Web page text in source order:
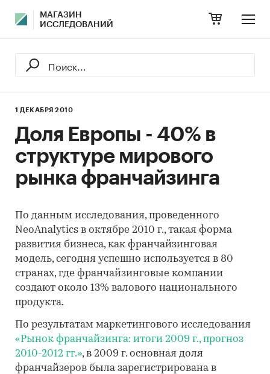
МАГАЗИН
ИССЛЕДОВАНИЙ
1 ДЕКАБРЯ 2010
Доля Европы - 40% в
структуре мирового
рынка франчайзинга
По данным исследования, проведенного
NeoAnalytics в октябре 2010 г., такая форма
развития бизнеса, как франчайзинговая
модель, сегодня успешно используется в 80
странах, где франчайзинговые компании
создают около 13% валового национального
продукта.
По результатам маркетингового исследования
«Рынок франчайзинга: итоги 2009 г., прогноз
2010-2012 гг.», в 2009 г. основная доля
франчайзеров была зарегистрирована в